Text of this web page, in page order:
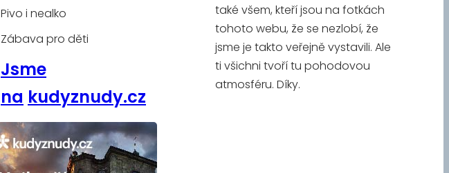
Pivo i nealko
Zábava pro děti
Jsme
na kudyznudy.cz
také všem, kteří jsou na fotkách
tohoto webu, že se nezlobí, že
jsme je takto veřejně vystavili. Ale
ti všichni tvoří tu pohodovou
atmosféru. Díky.